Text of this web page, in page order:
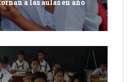
a las aulas en año